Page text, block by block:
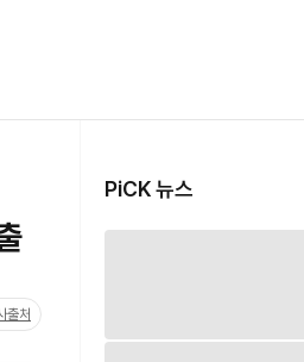
출처
PiCK 뉴스